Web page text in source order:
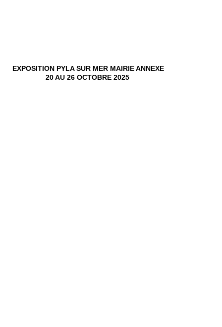
EXPOSITION PYLA SUR MER MAIRIE ANNEXE
20 AU 26 OCTOBRE 2025